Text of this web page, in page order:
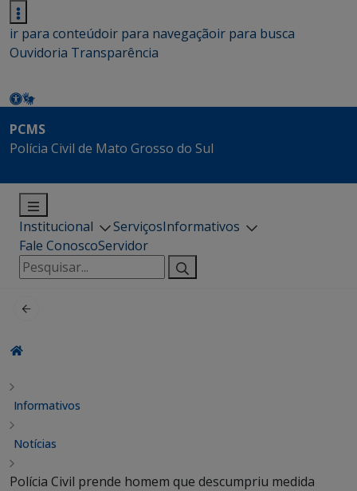
ir para conteúdoir para navegaçãoir para busca
Ouvidoria Transparência
PCMS
Polícia Civil de Mato Grosso do Sul
Institucional ServiçosInformativos
Fale ConoscoServidor
Pesquisar
por:
Informativos
Notícias
Polícia Civil prende homem que descumpriu medida